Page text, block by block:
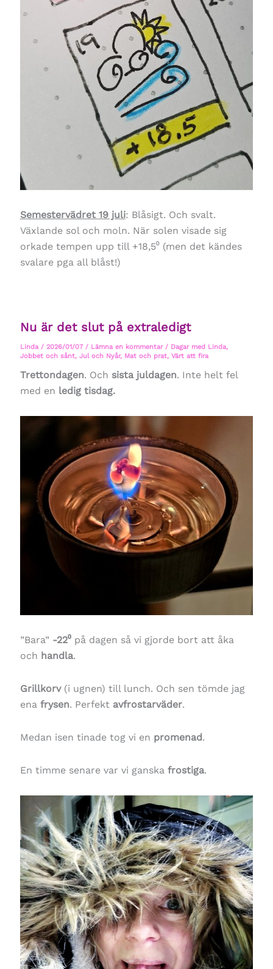
Semestervädret 19 juli: Blåsigt. Och svalt.
Växlande sol och moln. När solen visade sig
orkade tempen upp till +18,5⁰ (men det kändes
svalare pga all blåst!)
Nu är det slut på extraledigt
Linda / 2026/01/07 / Lämna en kommentar / Dagar med Linda,
Jobbet och sånt, Jul och Nyår, Mat och prat, Värt att fira
Trettondagen. Och sista juldagen. Inte helt fel
med en ledig tisdag.
”Bara” -22⁰på dagen så vi gjorde bort att åka
och handla.
Grillkorv(i ugnen) till lunch. Och sen tömde jag
ena frysen. Perfekt avfrostarväder.
Medan isen tinade tog vi en promenad.
En timme senare var vi ganska frostiga.